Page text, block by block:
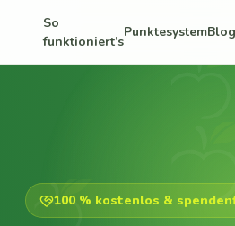
So
funktioniert’s
PunktesystemBlog
100 % kostenlos &